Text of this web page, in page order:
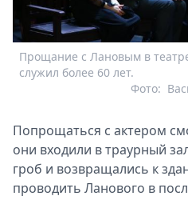
Прощание с Лановым в
служил более 60 лет.
Фото:
Попрощаться с актером
они входили в траурный
гроб и возвращались к
проводить Ланового в